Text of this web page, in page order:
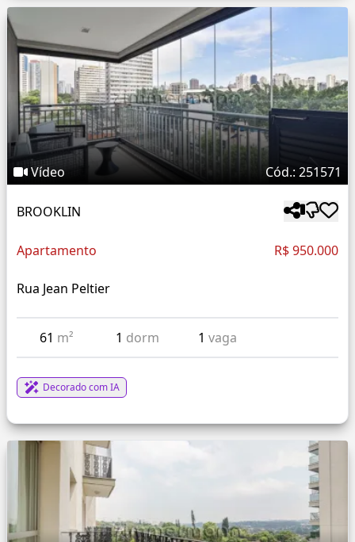
Vídeo Cód.: 251571
BROOKLIN
Apartamento R$ 950.000
Rua Jean Peltier
61 m² 1 dorm 1vaga
Decorado com IA